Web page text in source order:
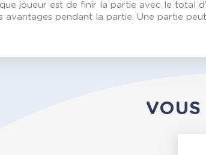
joueur est de finir la partie avec le total
avantages pendant la partie. Une partie